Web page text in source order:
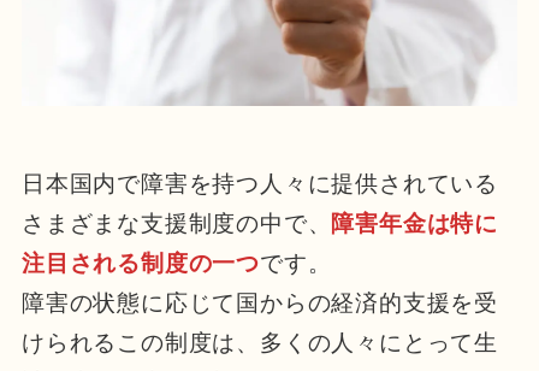
日本国内で障害を持つ人々に提供されている
さまざまな支援制度の中で、 障害年金は特に
注目される制度の一つです。
障害の状態に応じて国からの経済的支援を受
けられるこの制度は、多くの人々にとって生